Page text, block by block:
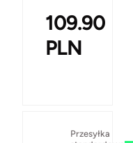
109.90
PLN
Przesyłka